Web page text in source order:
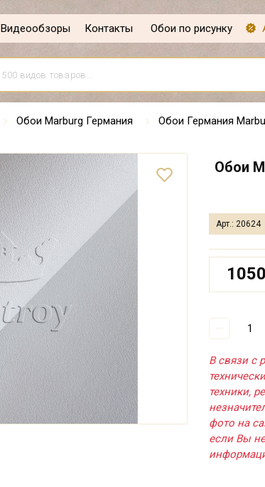
Видеообзоры Контакты Обои по рисунку
Обои Marburg Германия Обои Германия
Обои
Арт.: 20624
В связи с
техники,
фото на
если Вы